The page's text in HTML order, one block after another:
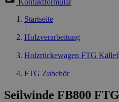
Kontaktformular
Startseite
|
Holzverarbeitung
|
Holzrückewagen FTG
|
FTG Zubehör
Seilwinde FB800